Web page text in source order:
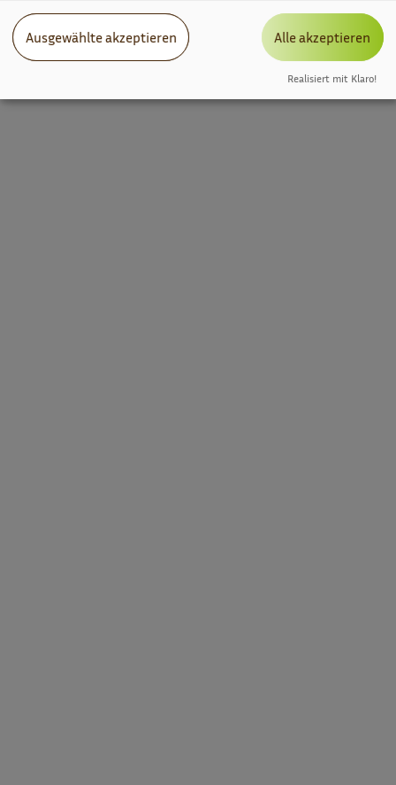
Ausgewählte akzeptieren Alle akzeptieren
Realisiert mit Klaro!